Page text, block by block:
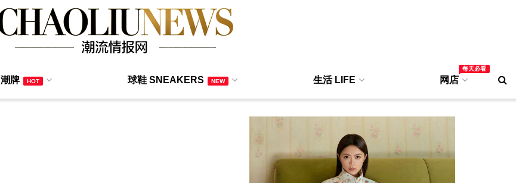
潮牌 HOT 球鞋 SNEAKERS NEW 生活 LIFE 网店
每天必看